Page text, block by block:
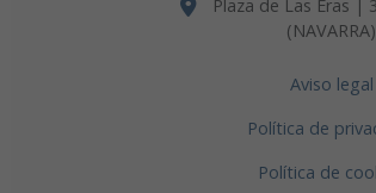
Plaza de Las Eras |
(NAVARRA)
Aviso legal
Política de
Política de